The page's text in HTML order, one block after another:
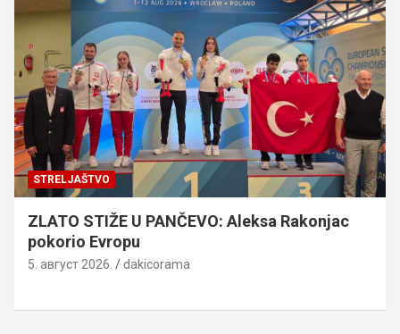
STRELJAŠTVO
ZLATO STIŽE U PANČEVO: Aleksa Rakonjac
pokorio Evropu
5. август 2026. dakicorama